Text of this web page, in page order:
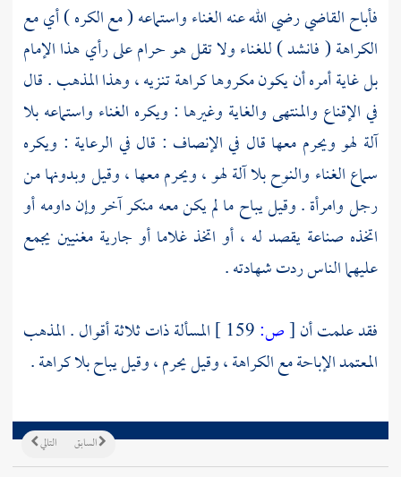
فأباح القاضي رضي الله عنه الغناء واستماعه ( مع الكره ) أي مع
الكراهة ( فانشد ) للغناء ولا تقل هو حرام على رأي هذا الإمام
بل غاية أمره أن يكون مكروها كراهة تنزيه ، وهذا المذهب . قال
في الإقناع والمنتهى والغاية وغيرها : ويكره الغناء واستماعه بلا
آلة لهو ويحرم معها قال في الإنصاف : قال في الرعاية : ويكره
سماع الغناء والنوح بلا آلة لهو ، ويحرم معها ، وقيل وبدونها من
رجل وامرأة . وقيل يباح ما لم يكن معه منكر آخر وإن داومه أو
اتخذه صناعة يقصد له ، أو اتخذ غلاما أو جارية مغنيين يجمع
عليهما الناس ردت شهادته .
فقد علمت أن[ص:
المسألة ذات ثلاثة أقوال . المذهب
المعتمد الإباحة مع الكراهة ، وقيل يحرم ، وقيل يباح بلا كراهة .
التالي السابق